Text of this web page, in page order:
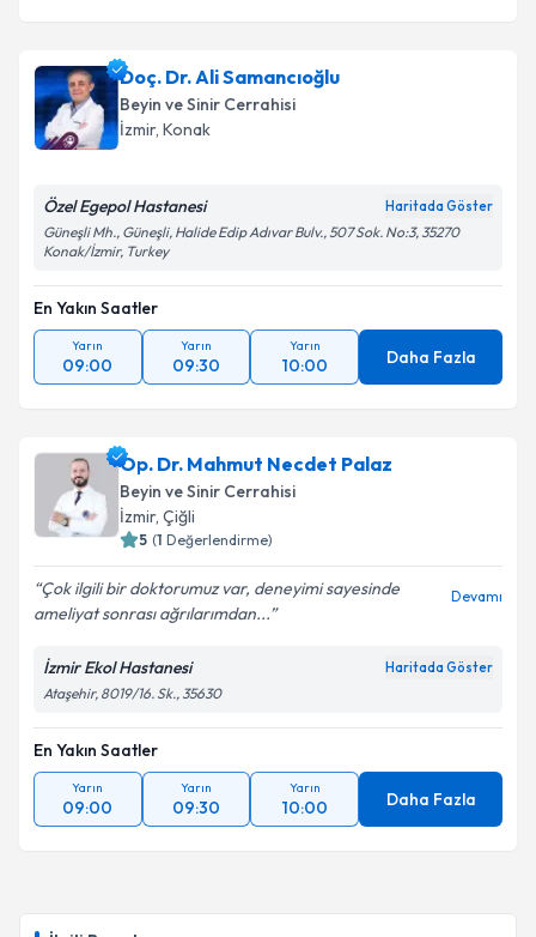
Doç. Dr. Ali Samancıoğlu
Beyin ve Sinir Cerrahisi
İzmir, Konak
Özel Egepol Hastanesi Haritada Göster
Güneşli Mh., Güneşli, Halide Edip Adıvar Bulv., 507 Sok. No:3, 35270
Konak/İzmir, Turkey
En Yakın Saatler
Yarın
09:00
Yarın
09:30
Yarın
10:00 Daha Fazla
Op. Dr. Mahmut Necdet Palaz
Beyin ve Sinir Cerrahisi
İzmir, Çiğli
5 (1 Değerlendirme)
Çok ilgili bir doktorumuz var, deneyimi sayesinde
ameliyat sonrası ağrılarımdan...
Devamı
İzmir Ekol Hastanesi Haritada Göster
Ataşehir, 8019/16. Sk., 35630
En Yakın Saatler
Yarın
09:00
Yarın
09:30
Yarın
10:00 Daha Fazla